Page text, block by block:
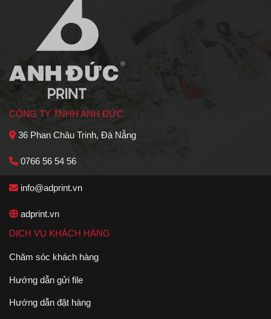
CÔNG TY TNHH ANH ĐỨC
36 Phan Châu Trinh, Đà Nẵng
0766 56 54 56
info@adprint.vn
adprint.vn
DỊCH VỤ KHÁCH HÀNG
Chăm sóc khách hàng
Hướng dẫn gửi file
Hướng dẫn đặt hàng